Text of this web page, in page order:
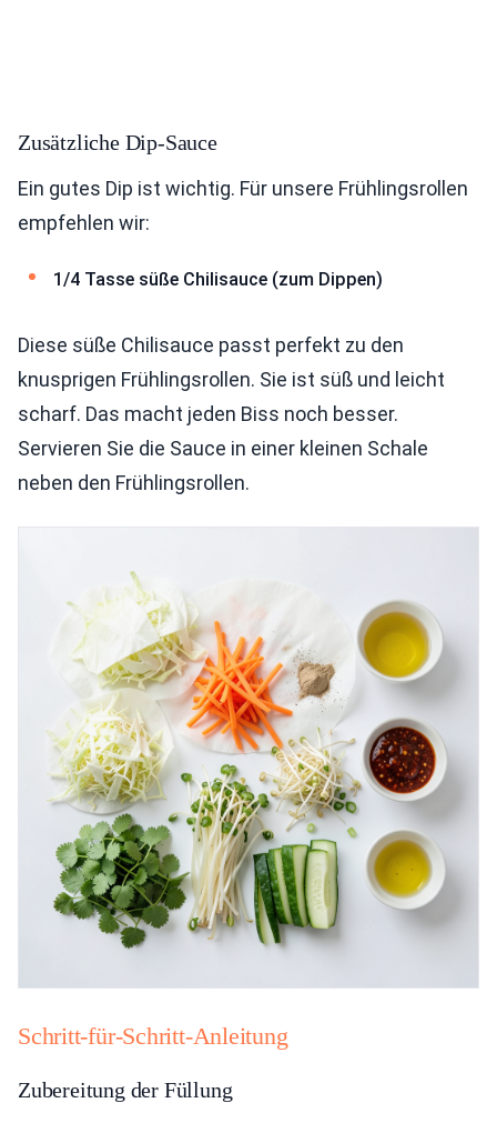
Zusätzliche Dip-Sauce
Ein gutes Dip ist wichtig. Für unsere Frühlingsrollen
empfehlen wir:
1/4 Tasse süße Chilisauce (zum Dippen)
Diese süße Chilisauce passt perfekt zu den
knusprigen Frühlingsrollen. Sie ist süß und leicht
scharf. Das macht jeden Biss noch besser.
Servieren Sie die Sauce in einer kleinen Schale
neben den Frühlingsrollen.
Schritt-für-Schritt-Anleitung
Zubereitung der Füllung